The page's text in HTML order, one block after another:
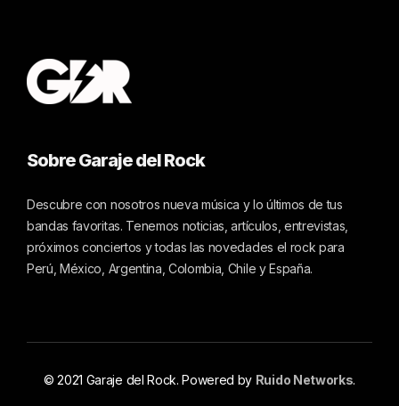
Sobre Garaje del Rock
Descubre con nosotros nueva música y lo últimos de tus
bandas favoritas. Tenemos noticias, artículos, entrevistas,
próximos conciertos y todas las novedades el rock para
Perú, México, Argentina, Colombia, Chile y España.
© 2021 Garaje del Rock. Powered by Ruido Networks.